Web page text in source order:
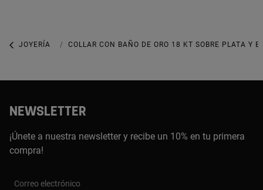
JOYERÍA COLLARES
COLLAR CON BAÑO DE ORO 18 KT SOBRE PLATA Y
NEWSLETTER
¡Únete a nuestra newsletter y recibe un 10% en tu primera
compra!
Correo electrónico